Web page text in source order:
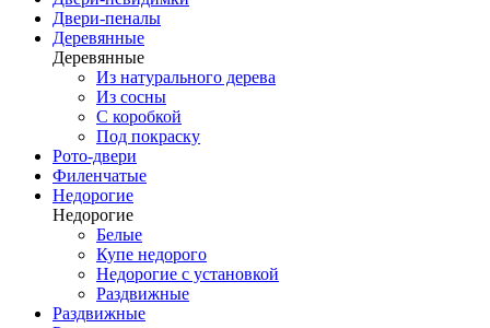
Двери-пеналы
Деревянные
Деревянные
Из натурального дерева
Из сосны
С коробкой
Под покраску
Рото-двери
Филенчатые
Недорогие
Недорогие
Белые
Купе недорого
Недорогие с установкой
Раздвижные
Раздвижные